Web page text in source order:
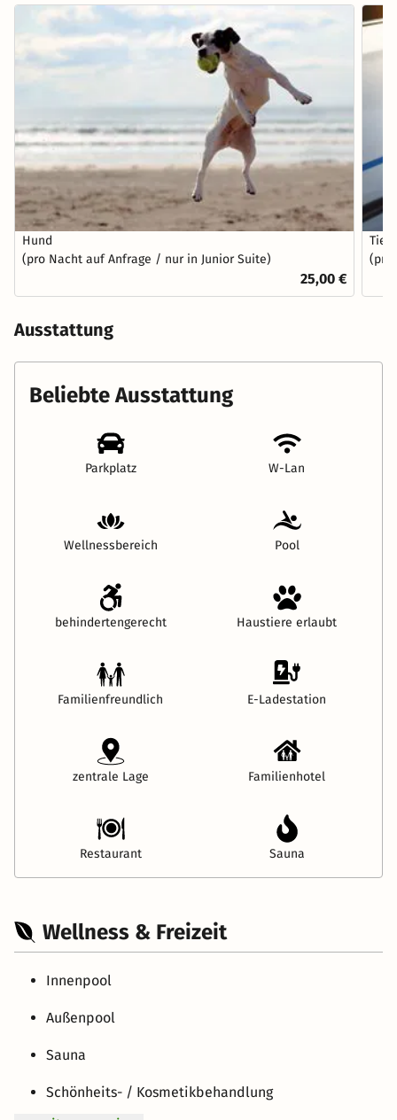
Hund
(pro Nacht auf Anfrage / nur in Junior Suite)
25,00 €
(pro
Ausstattung
Beliebte Ausstattung
Parkplatz W-Lan
Wellnessbereich Pool
behindertengerecht Haustiere erlaubt
Familienfreundlich E-Ladestation
zentrale Lage Familienhotel
Restaurant Sauna
Wellness & Freizeit
Innenpool
Außenpool
Sauna
Schönheits- / Kosmetikbehandlung